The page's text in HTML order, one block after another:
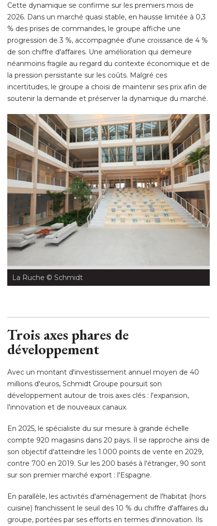
Cette dynamique se confirme sur les premiers mois de
2026. Dans un marché quasi stable, en hausse limitée à 0,3
% des prises de commandes, le groupe affiche une
progression de 3 %, accompagnée d'une croissance de 4 %
de son chiffre d'affaires. Une amélioration qui demeure
néanmoins fragile au regard du contexte économique et de
la pression persistante sur les coûts. Malgré ces
incertitudes, le groupe a choisi de maintenir ses prix afin de
soutenir la demande et préserver la dynamique du marché.
La Ruche © Schmidt
Trois axes phares de
développement
Avec un montant d'investissement annuel moyen de 40
millions d'euros, Schmidt Groupe poursuit son
développement autour de trois axes clés : l'expansion,
l'innovation et de nouveaux canaux.
En 2025, le spécialiste du sur mesure à grande échelle
compte 920 magasins dans 20 pays. Il se rapproche ainsi de
son objectif d'atteindre les 1.000 points de vente en 2029,
contre 700 en 2019. Sur les 200 basés à l'étranger, 90 sont
sur son premier marché export : l'Espagne.
En parallèle, les activités d'aménagement de l'habitat (hors
cuisine) franchissent le seuil des 10 % du chiffre d'affaires du
groupe, portées par ses efforts en termes d'innovation. Ils